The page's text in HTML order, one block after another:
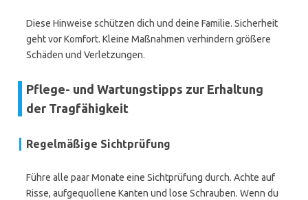
Diese Hinweise schützen dich und deine Familie. Sicherheit
geht vor Komfort. Kleine Maßnahmen verhindern größere
Schäden und Verletzungen.
Pflege- und Wartungstipps zur Erhaltung
der Tragfähigkeit
Regelmäßige Sichtprüfung
Führe alle paar Monate eine Sichtprüfung durch. Achte auf
Risse, aufgequollene Kanten und lose Schrauben. Wenn du